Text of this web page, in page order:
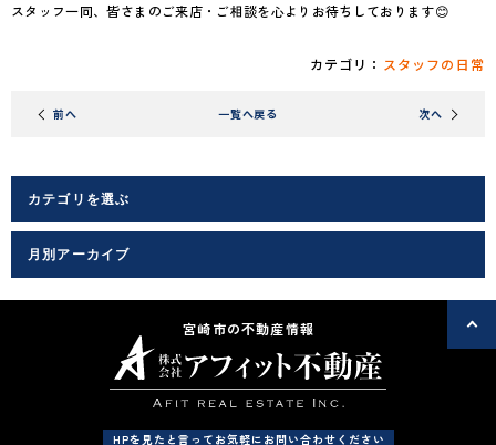
スタッフ一同、皆さまのご来店・ご相談を心よりお待ちしております😊
カテゴリ： スタッフの日常
前へ 一覧へ戻る 次へ
宮崎市の不動産情報
HPを見たと言ってお気軽にお問い合わせください